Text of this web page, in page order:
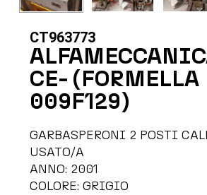
CT963773
CE- (FORMELLA
009F129)
GARBASPERONI 2 POSTI
USATO/A
ANNO: 2001
COLORE: GRIGIO